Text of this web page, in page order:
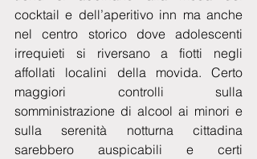
cocktail e dell’aperitivo inn ma anche
nel centro storico dove adolescenti
irrequieti si riversano a fiotti negli
affollati localini della movida. Certo
maggiori controlli sulla
somministrazione di alcool ai minori e
sulla serenità notturna cittadina
sarebbero auspicabili e certi